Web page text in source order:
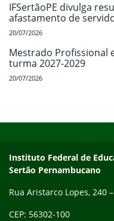
IFSertãoPE divulga
afastamento de
20/07/2026
Mestrado Profissional
turma 2027-2029
20/07/2026
Endereço
Instituto Federal de
Sertão Pernambucano
Rua Aristarco Lopes, 240
CEP: 56302-100